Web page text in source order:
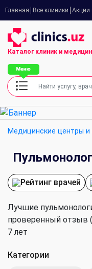
Главная Все клиники Акции
Каталог клиник и
Медицинские центры и
Рейтинг врачей
Лучшие
проверенный отзыв
7 лет
Категории